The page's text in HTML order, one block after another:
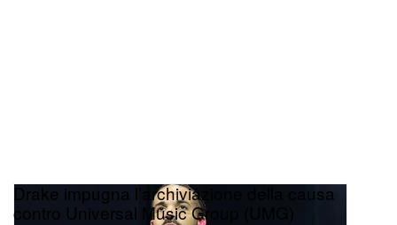
Drake impugna l’archiviazione della causa
contro Universal Music Group (UMG)